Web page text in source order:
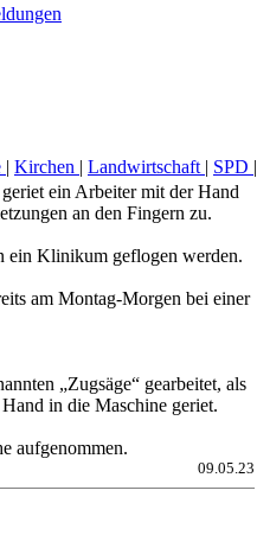
ein Arbeiter mit der Hand
an den Fingern zu.
ein Klinikum geflogen werden.
am Montag-Morgen bei einer
„Zugsäge“ gearbeitet, als
in die Maschine geriet.
aufgenommen.
09.05.23
| Kirchen | Landwirtschaft | SPD |